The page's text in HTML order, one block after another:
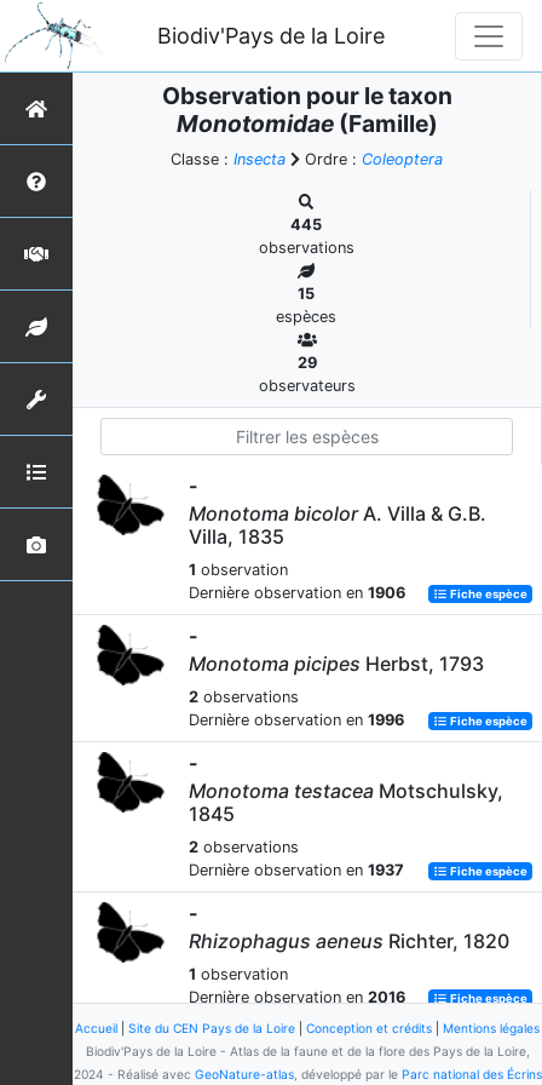
Biodiv'Pays de la Loire
Observation pour le taxon
Monotomidae(Famille)
Classe : Insecta Ordre : Coleoptera
445
observations
15
espèces
29
observateurs
-
Monotoma bicolorA. Villa & G.B.
Villa, 1835
1 observation
Dernière observation en 1906 Fiche espèce
-
Monotoma picipes Herbst, 1793
2 observations
Dernière observation en 1996 Fiche espèce
-
Monotoma testacea Motschulsky,
1845
2 observations
Dernière observation en 1937 Fiche espèce
-
Rhizophagus aeneus Richter, 1820
1 observation
Dernière observation en 2016 Fiche espèce
-
Rhizophagus bipustulatus
Accueil Site du CEN Pays de la Loire Conception et crédits
Mentions légales
Biodiv'Pays de la Loire - Atlas de la faune et de la flore des Pays de la Loire,
2024 - Réalisé avec GeoNature-atlas, développé par le Parc national des Écrins